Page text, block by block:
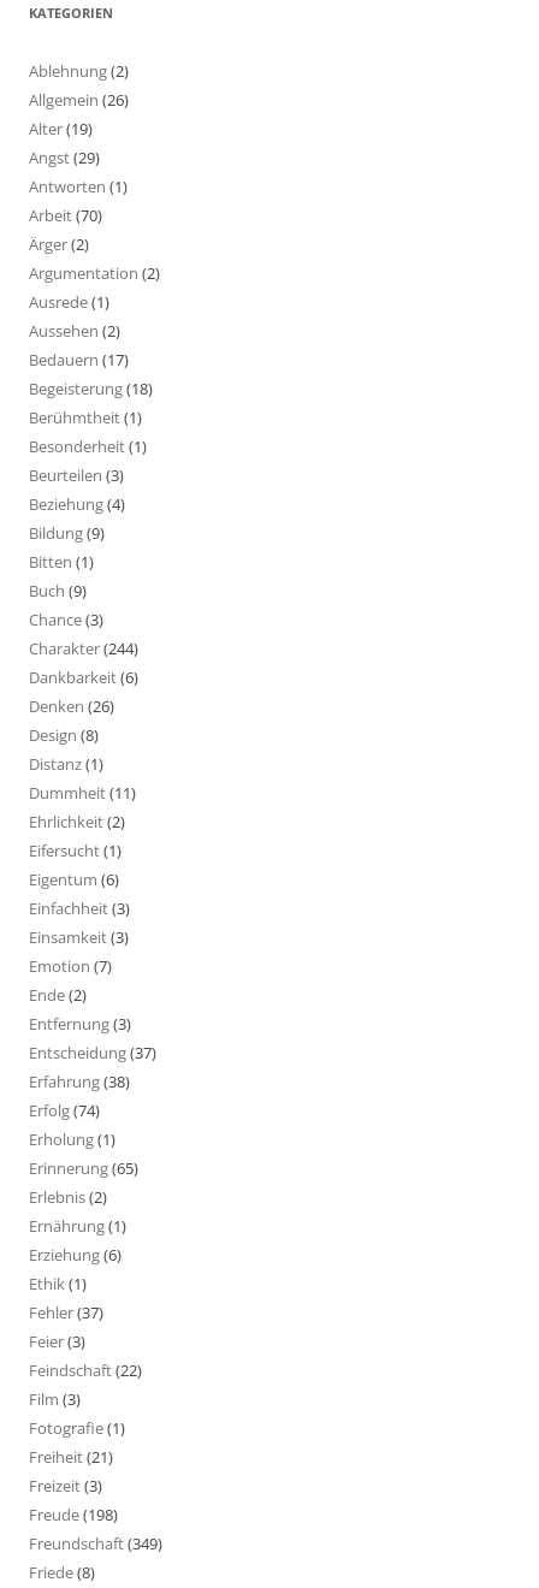
KATEGORIEN
Ablehnung(2)
Allgemein (26)
Alter(19)
Angst(29)
Antworten (1)
Arbeit(70)
Ärger(2)
Argumentation (2)
Ausrede(1)
Aussehen (2)
Bedauern (17)
Begeisterung(18)
Berühmtheit(1)
Besonderheit(1)
Beurteilen (3)
Beziehung(4)
Bildung(9)
Bitten (1)
Buch (9)
Chance(3)
Charakter(244)
Dankbarkeit(6)
Denken (26)
Design (8)
Distanz(1)
Dummheit(11)
Ehrlichkeit(2)
Eifersucht(1)
Eigentum (6)
Einfachheit(3)
Einsamkeit(3)
Emotion (7)
Ende(2)
Entfernung(3)
Entscheidung(37)
Erfahrung(38)
Erfolg(74)
Erholung(1)
Erinnerung(65)
Erlebnis(2)
Ernährung(1)
Erziehung(6)
Ethik(1)
Fehler(37)
Feier(3)
Feindschaft(22)
Film (3)
Fotografie(1)
Freiheit(21)
Freizeit(3)
Freude(198)
Freundschaft(349)
Friede(8)